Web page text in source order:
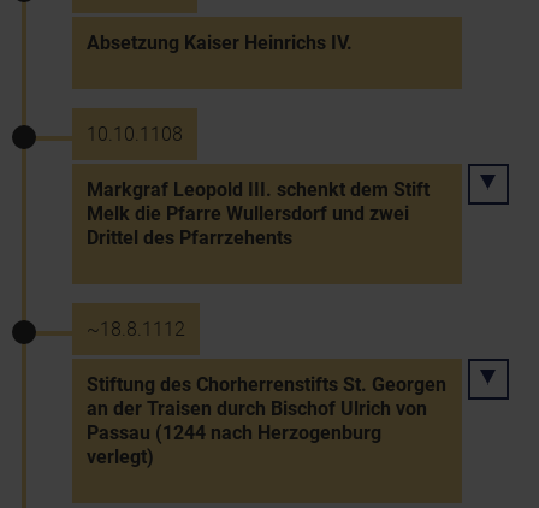
Absetzung Kaiser Heinrichs IV.
10.10.1108
Markgraf Leopold III. schenkt dem Stift
Melk die Pfarre Wullersdorf und zwei
Drittel des Pfarrzehents
~18.8.1112
Stiftung des Chorherrenstifts St. Georgen
an der Traisen durch Bischof Ulrich von
Passau (1244 nach Herzogenburg
verlegt)